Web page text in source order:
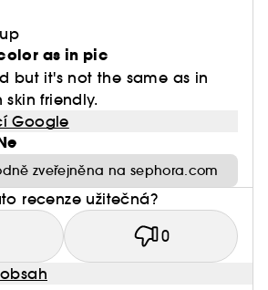
as in pic
but it's not the same as in
friendly.
Google
zveřejněna na sephora.com
recenze užitečná?
0